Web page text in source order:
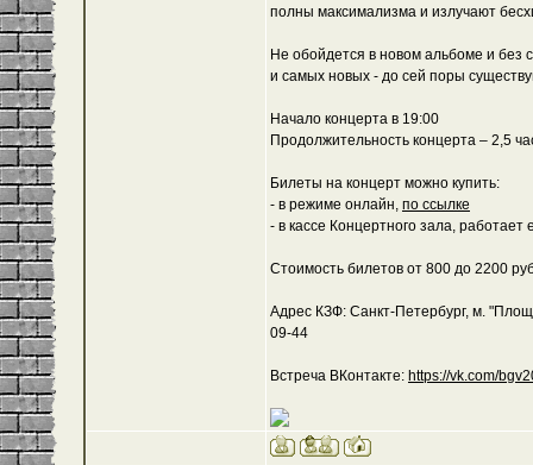
полны максимализма и излучают
Не обойдется в новом альбоме и без
и самых новых - до сей поры
Начало концерта в 19:00
Продолжительность концерта – 2,5
Билеты на концерт можно купить:
- в режиме онлайн, по ссылке
- в кассе Концертного зала,
Стоимость билетов от 800 до 2200
Адрес КЗФ: Санкт-Петербург, м.
09-44
Встреча ВКонтакте: https://vk.com/